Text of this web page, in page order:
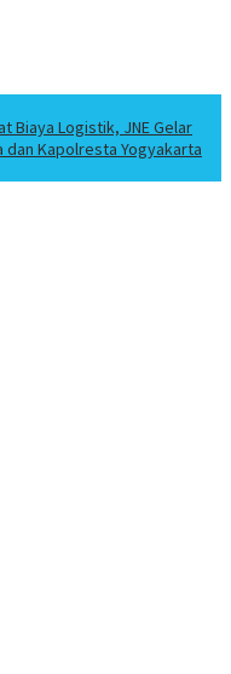
Biaya Logistik, JNE Gelar
dan Kapolresta Yogyakarta